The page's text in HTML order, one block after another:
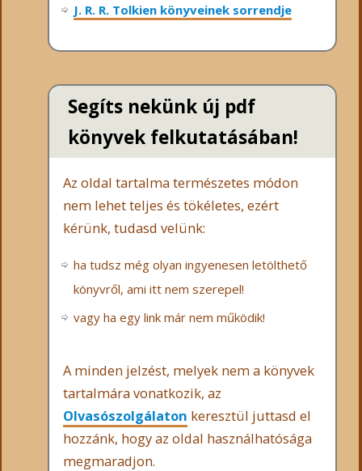
J. R. R. Tolkien könyveinek sorrendje
Segíts nekünk új pdf
könyvek felkutatásában!
Az oldal tartalma természetes módon
nem lehet teljes és tökéletes, ezért
kérünk, tudasd velünk:
ha tudsz még olyan ingyenesen letölthető
könyvről, ami itt nem szerepel!
vagy ha egy link már nem működik!
A minden jelzést, melyek nem a könyvek
tartalmára vonatkozik, az
Olvasószolgálaton keresztül juttasd el
hozzánk, hogy az oldal használhatósága
megmaradjon.